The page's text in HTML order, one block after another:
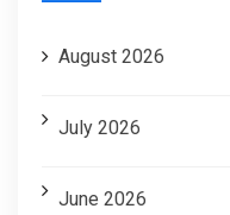
August 2026
July 2026
June 2026